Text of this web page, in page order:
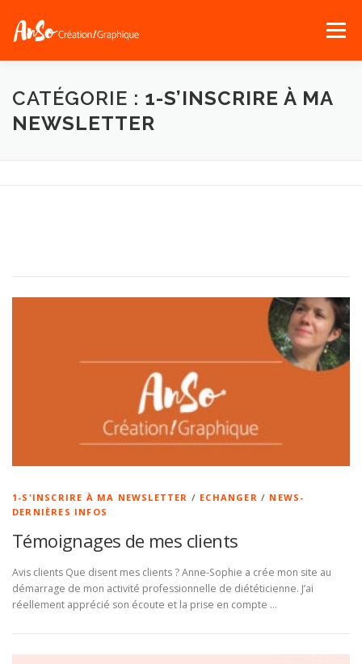
Menu
ACCUEIL « QUI-SUIS-JE ? » SERVICES
CATÉGORIE : 1-S’INSCRIRE À MA
NEWSLETTER
1-S'INSCRIRE À MA NEWSLETTER / ECHANGER / NEWS-
DERNIÈRES INFOS
Témoignages de mes clients
Avis clients Que disent mes clients ? Anne-Sophie a crée mon site au
démarrage de mon activité professionnelle de diététicienne. J’ai
réellement apprécié son écoute et la prise en compte …